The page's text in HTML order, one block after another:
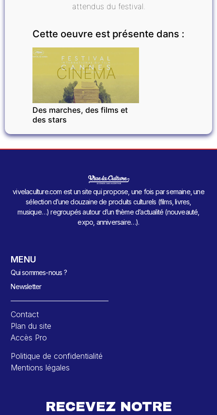
attendus du festival.
Cette oeuvre est présente dans :
CINÉMA
Des marches, des films et
des stars
vivelaculture.com est un site qui propose, une fois par semaine, une
sélection d’une douzaine de produits culturels (films, livres,
musique…) regroupés autour d’un thème d’actualité (nouveauté,
expo, anniversaire…).
MENU
Qui sommes-nous ?
Newsletter
Contact
Plan du site
Accès Pro
Politique de confidentialité
Mentions légales
RECEVEZ NOTRE